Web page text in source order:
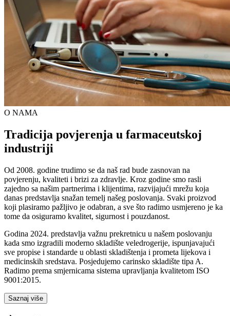
O NAMA
Tradicija povjerenja u farmaceutskoj
industriji
Od 2008. godine trudimo se da naš rad bude zasnovan na
povjerenju, kvaliteti i brizi za zdravlje. Kroz godine smo rasli
zajedno sa našim partnerima i klijentima, razvijajući mrežu koja
danas predstavlja snažan temelj našeg poslovanja. Svaki proizvod
koji plasiramo pažljivo je odabran, a sve što radimo usmjereno je ka
tome da osiguramo kvalitet, sigurnost i pouzdanost.
Godina 2024. predstavlja važnu prekretnicu u našem poslovanju
kada smo izgradili moderno skladište veledrogerije, ispunjavajući
sve propise i standarde u oblasti skladištenja i prometa lijekova i
medicinskih sredstava. Posjedujemo carinsko skladište tipa A.
Radimo prema smjernicama sistema upravljanja kvalitetom ISO
9001:2015.
Saznaj više